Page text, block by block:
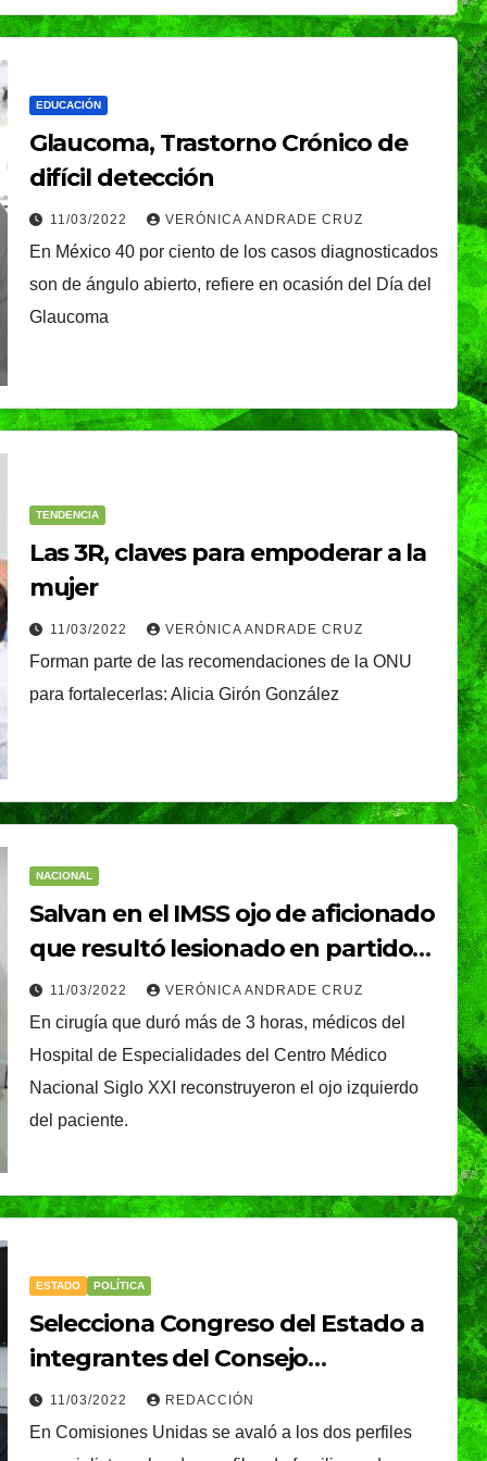
EDUCACIÓN
Glaucoma, Trastorno Crónico de
difícil detección
11/03/2022 VERÓNICA ANDRADE CRUZ
En México 40 por ciento de los casos diagnosticados
son de ángulo abierto, refiere en ocasión del Día del
Glaucoma
TENDENCIA
Las 3R, claves para empoderar a la
mujer
11/03/2022 VERÓNICA ANDRADE CRUZ
Forman parte de las recomendaciones de la ONU
para fortalecerlas: Alicia Girón González
NACIONAL
Salvan en el IMSS ojo de aficionado
que resultó lesionado en partido
de futbol en Querétaro
11/03/2022 VERÓNICA ANDRADE CRUZ
En cirugía que duró más de 3 horas, médicos del
Hospital de Especialidades del Centro Médico
Nacional Siglo XXI reconstruyeron el ojo izquierdo
del paciente.
ESTADO POLÍTICA
Selecciona Congreso del Estado a
integrantes del Consejo
Ciudadano del Sistema Estatal de
Búsqueda
11/03/2022 REDACCIÓN
En Comisiones Unidas se avaló a los dos perfiles
el
que
TENDENCIA VIDA │ ESTILO
Oreo® y BTS lanzan
su edición limitada
en México
30/07/2026 VERÓNICA ANDRADE
CRUZ
el
9
y
Presidenta Claudia
Sheinbaum
arrancará la Jornada
Nacional de
Reforestación
05/08/2026 MARTHA ANGELICA
Puebla Capital sigue
viviendo la pasión